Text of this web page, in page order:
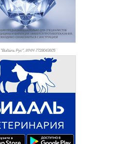
Рус", ИНН 7728043605